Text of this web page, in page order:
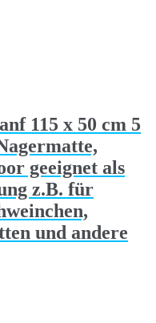
115 x 50 cm 5
geeignet als
z.B. für
und andere